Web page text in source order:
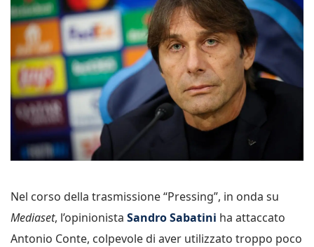
Nel corso della trasmissione “Pressing”, in onda su
Mediaset, l’opinionista Sandro Sabatini ha attaccato
Antonio Conte, colpevole di aver utilizzato troppo poco